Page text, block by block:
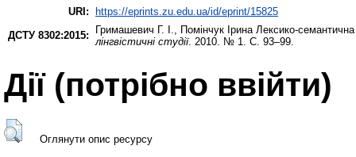
URI: https://eprints.zu.edu.ua/id/eprint/15825
ДСТУ 8302:2015:
Гримашевич Г. І. Помінчук Ірина Лексико-
лінгвістичні студії. 2010. № 1. С. 93–99.
Дії ​​(потрібно ввійти)
Оглянути опис ресурсу